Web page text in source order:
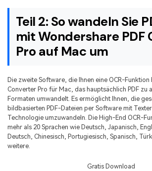
Teil 2: So wandeln Sie
mit Wondershare PDF
Pro auf Mac um
Die zweite Software, die Ihnen eine OCR-Funktion
Converter Pro für Mac , das hauptsächlich PDF
Formaten umwandelt. Es ermöglicht Ihnen, die
bildbasierten PDF-Dateien per Software mit
Technologie umzuwandeln. Die High-End OCR-
mehr als 20 Sprachen wie Deutsch, Japanisch,
Deutsch, Chinesisch, Portugiesisch, Spanisch,
weitere.
Gratis Download